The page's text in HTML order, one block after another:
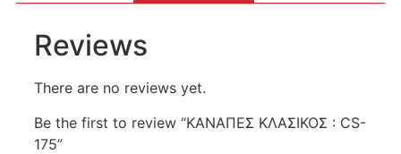
Reviews
There are no reviews yet.
Be the first to review “ΚΑΝΑΠΕΣ ΚΛΑΣΙΚΟΣ : CS-
175”